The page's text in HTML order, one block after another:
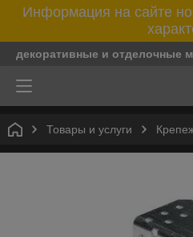
Информация на сайте
декоративные и отделочные
Товары и услуги